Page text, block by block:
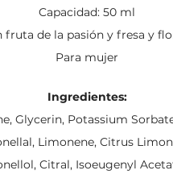
Capacidad: 50 ml
de la pasión y fresa y
Para mujer
Ingredientes:
Glycerin, Potassium
Limonene, Citrus
Citral, Isoeugenyl